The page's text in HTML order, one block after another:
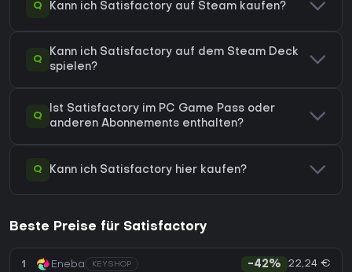
Q Kann ich Satisfactory auf Steam kaufen?
Q
Kann ich Satisfactory auf dem Steam Deck
spielen?
Q
Ist Satisfactory im PC Game Pass oder
anderen Abonnements enthalten?
Q Kann ich Satisfactory hier kaufen?
Beste Preise für Satisfactory
1 Eneba KEYSHOP -42% 22,24 €